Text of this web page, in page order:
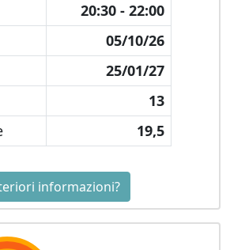
20:30 - 22:00
05/10/26
25/01/27
13
19,5
informazioni?